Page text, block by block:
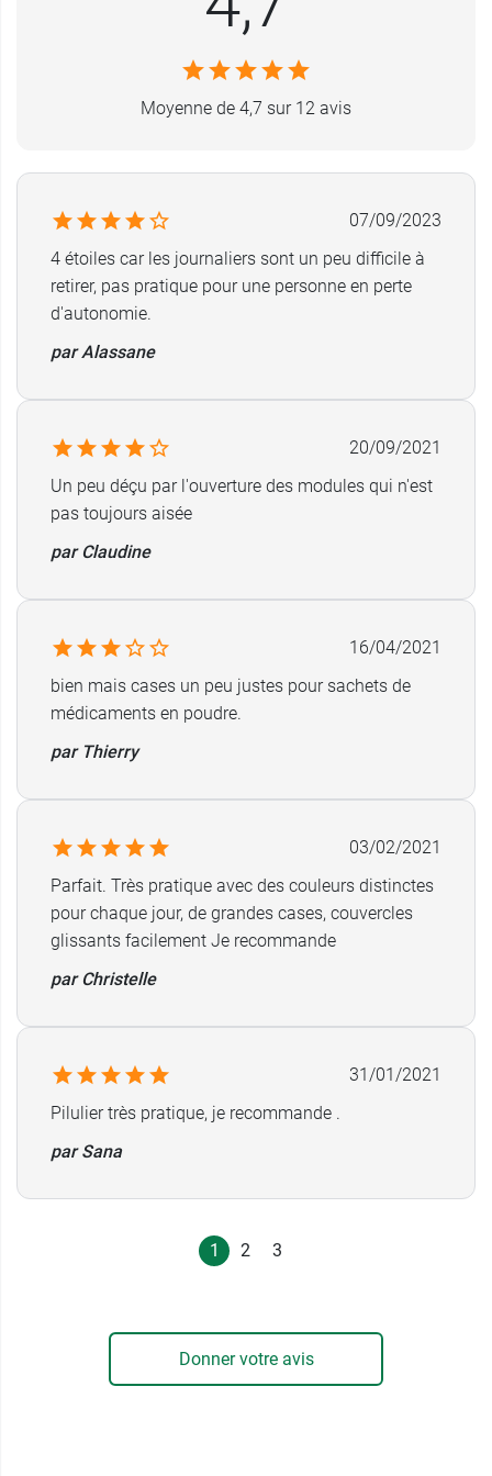
Dimensions des cases : 2 x 3.4 x 2 cm (la
Pilulier semainier et modulaire de grande
taille (7 modules de couleurs différentes et 5
traitement
Poids : 320 gr
Pensezau coupe comprimés Splitter de poche
Moyenne de 4,7 sur 12 avis
07/09/2023
4 étoiles car les journaliers sont un peu difficile à
retirer, pas pratique pour une personne en perte
d'autonomie.
par Alassane
20/09/2021
Un peu déçu par l'ouverture des modules qui n'est
pas toujours aisée
par Claudine
16/04/2021
bien mais cases un peu justes pour sachets de
médicaments en poudre.
par Thierry
03/02/2021
Parfait. Très pratique avec des couleurs distinctes
pour chaque jour, de grandes cases, couvercles
glissants facilement Je recommande
par Christelle
31/01/2021
Pilulier très pratique, je recommande .
par Sana
1 2 3
Donner votre avis